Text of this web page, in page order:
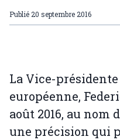
Publié 20 septembre 2016
La Vice-
européenne,
août 2016, au nom
une précision qui